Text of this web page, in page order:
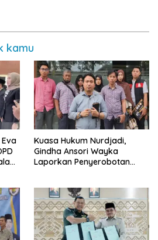
kamu
Kuasa Hukum Nurdjadi,
Gindha Ansori Wayka
Laporkan Penyerobotan